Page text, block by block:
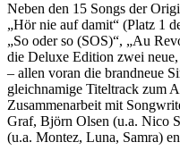
Neben den 15 Songs der
„Hör nie auf damit“ (Platz 1
„So oder so (SOS)“, „Au
die Deluxe Edition zwei
– allen voran die brandneue
gleichnamige Titeltrack zum
Zusammenarbeit mit
Graf, Björn Olsen (u.a. Nico
(u.a. Montez, Luna, Samra)